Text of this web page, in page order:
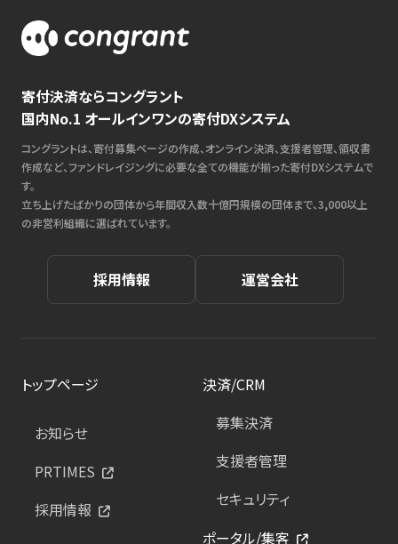
寄付決済ならコングラント
国内No.1 オールインワンの寄付DXシステム
コングラントは、寄付募集ページの作成、オンライン決済、支援者管理、領収書
作成など、ファンドレイジングに必要な全ての機能が揃った寄付DXシステムで
す。
立ち上げたばかりの団体から年間収入数十億円規模の団体まで、3,000以上
の非営利組織に選ばれています。
採用情報 運営会社
トップページ
お知らせ
PRTIMES
採用情報
決済/CRM
募集決済
支援者管理
セキュリティ
ポータル/集客